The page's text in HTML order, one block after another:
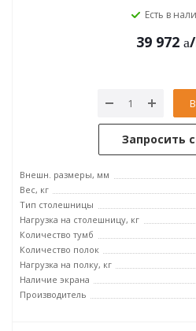
Есть в
39 972
Запросить
Внешн. размеры, мм
Вес, кг
Тип столешницы
Нагрузка на столешницу, кг
Количество тумб
Количество полок
Нагрузка на полку, кг
Наличие экрана
Производитель